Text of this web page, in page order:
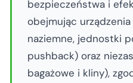
bezpieczeństwa i
obejmując
naziemne, jednostki
pushback) oraz
bagażowe i kliny),